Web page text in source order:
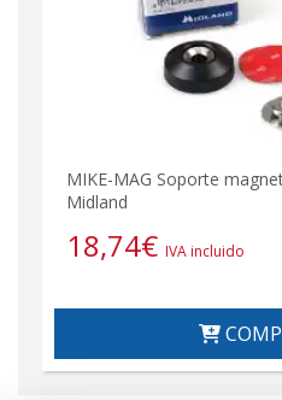
MIKE-MAG Soporte
Midland
18,74€ IVA incluido